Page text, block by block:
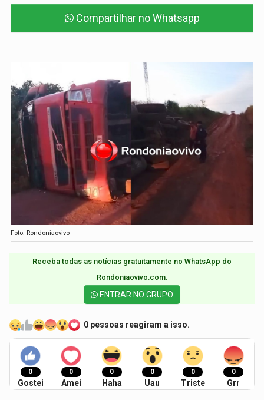
Compartilhar no Whatsapp
Foto: Rondoniaovivo
Receba todas as notícias gratuitamente no WhatsApp do
Rondoniaovivo.com.​
ENTRAR NO GRUPO
0 pessoas reagiram a isso.
0
Gostei
0
Amei
0
Haha
0
Uau
0
Triste
0
Grr